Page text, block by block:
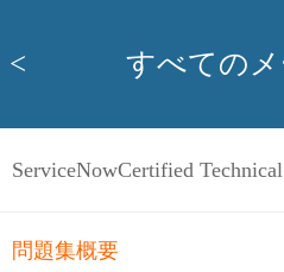
< すべての
ServiceNowCertified
問題集概要